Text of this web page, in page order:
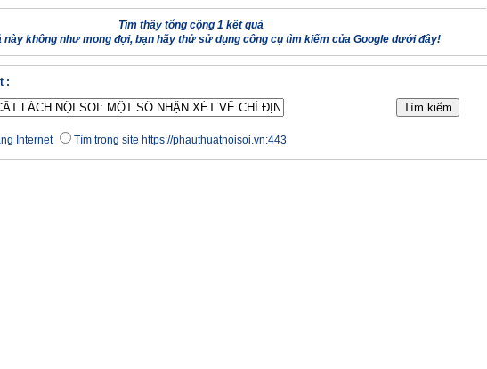
Tìm thấy tổng cộng 1 kết quả
này không như mong đợi, bạn hãy thử sử dụng công cụ tìm kiếm của Google dưới đây!
:
Internet Tìm trong site https://phauthuatnoisoi.vn:443